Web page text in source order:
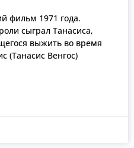
фильм 1971 года.
сыграл Танасиса,
выжить во время
(Танасис Венгос)